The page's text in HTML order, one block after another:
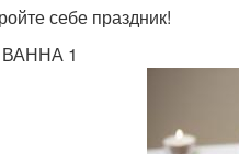
себе праздник!
1